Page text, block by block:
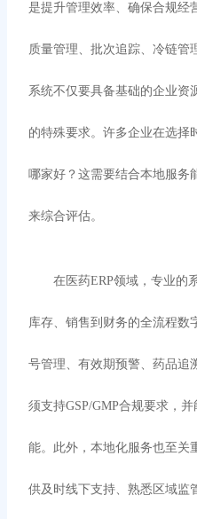
是提升管理效率、确保合规经
质量管理、批次追踪、冷链管
系统不仅要具备基础的企业资
的特殊要求。许多企业在选择
哪家好？这需要结合本地服务
来综合评估。
在医药ERP领域，专业的
库存、销售到财务的全流程数
号管理、有效期预警、药品追
须支持GSP/GMP合规要求，
能。此外，本地化服务也至关
供及时线下支持、熟悉区域监